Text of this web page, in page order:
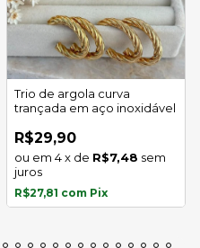
Trio de argola curva
trançada em aço inoxidável
R$29,90
4x de R$7,48 sem
juros
R$27,81 com Pix